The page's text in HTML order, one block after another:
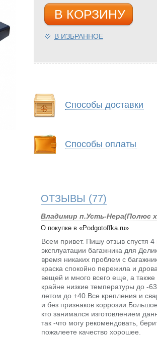
В КОРЗИНУ
В ИЗБРАННОЕ
Способы доставки
Способы оплаты
ОТЗЫВЫ (77)
Владимир п.Усть-Нера(Полюс
О покупке в «Podgotoffka.ru»
Всем привет. Пишу отзыв спустя 4
эксплуатации багажника для
время никаких проблем с
краска спокойно пережила и
вещей и много всего еще, а
крайне низкие температуры до -
летом до +40.Все крепления и
и без признаков
кто занимался изготовлением
так -что могу рекомендовать,
пожалеете качество хорошее.